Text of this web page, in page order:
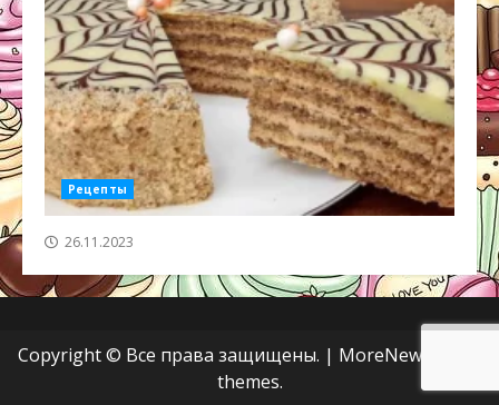
Рецепты
26.11.2023
Copyright © Все права защищены. | MoreNews
themes.